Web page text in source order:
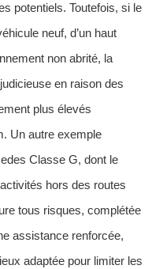
potentiels. Toutefois, si le
neuf, d’un haut
non abrité, la
en raison des
plus élevés
Un autre exemple
Classe G, dont le
hors des routes
tous risques, complétée
assistance renforcée,
adaptée pour limiter les